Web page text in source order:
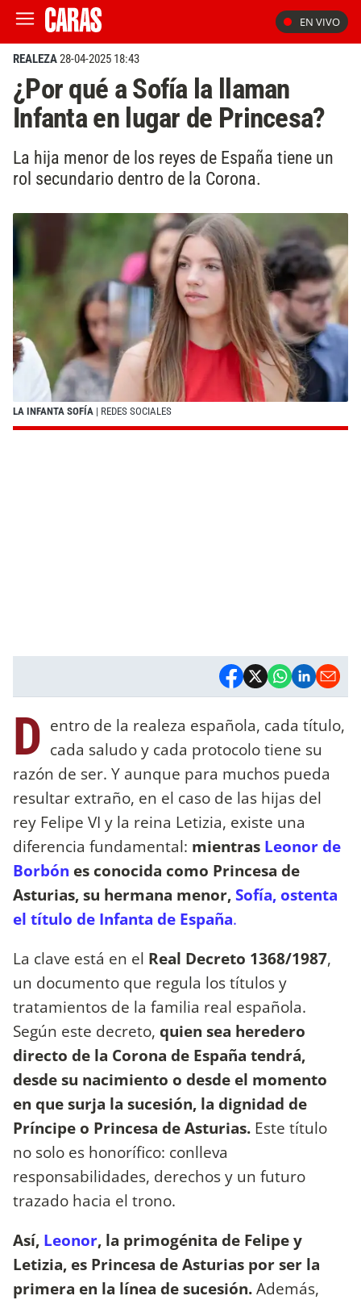
EN VIVO
REALEZA28-04-2025 18:43
¿Por qué a Sofía la llaman
Infanta en lugar de Princesa?
La hija menor de los reyes de España tiene un
rol secundario dentro de la Corona.
LA INFANTA SOFÍA | REDES SOCIALES
D entro de la realeza española, cada título,
cada saludo y cada protocolo tiene su
razón de ser. Y aunque para muchos pueda
resultar extraño, en el caso de las hijas del
rey Felipe VI y la reina Letizia, existe una
diferencia fundamental: mientras Leonor de
Borbón es conocida como Princesa de
Asturias, su hermana menor,Sofía, ostenta
el título de Infanta de España.
La clave está en el Real Decreto 1368/1987,
un documento que regula los títulos y
tratamientos de la familia real española.
Según este decreto, quien sea heredero
directo de la Corona de España tendrá,
desde su nacimiento o desde el momento
en que surja la sucesión, la dignidad de
Príncipe o Princesa de Asturias. Este título
no solo es honorífico: conlleva
responsabilidades, derechos y un futuro
trazado hacia el trono.
Así, Leonor, la primogénita de Felipe y
Letizia, es Princesa de Asturias por ser la
primera en la línea de sucesión.Además,